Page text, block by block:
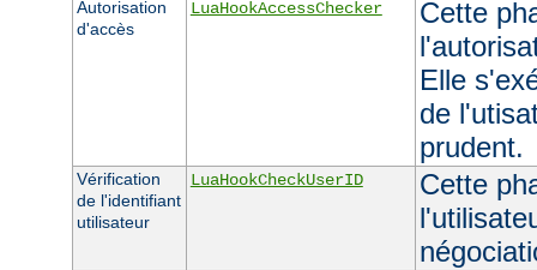
Autorisation
d'accès
LuaHookAccessChecker
Cette
Elle
de
prudent.
Vérification
de l'identifiant
utilisateur
LuaHookCheckUserID
Cette